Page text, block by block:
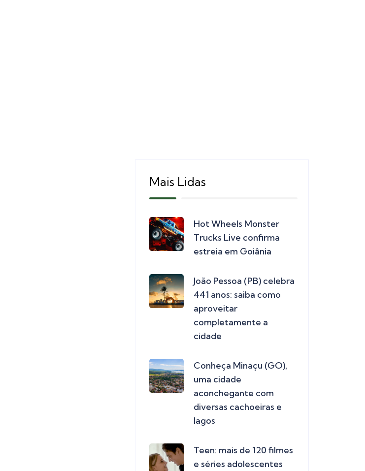
Mais Lidas
Hot Wheels Monster
Trucks Live confirma
estreia em Goiânia
João Pessoa (PB) celebra
441 anos: saiba como
aproveitar
completamente a
cidade
Conheça Minaçu (GO),
uma cidade
aconchegante com
diversas cachoeiras e
lagos
Teen: mais de 120 filmes
e séries adolescentes